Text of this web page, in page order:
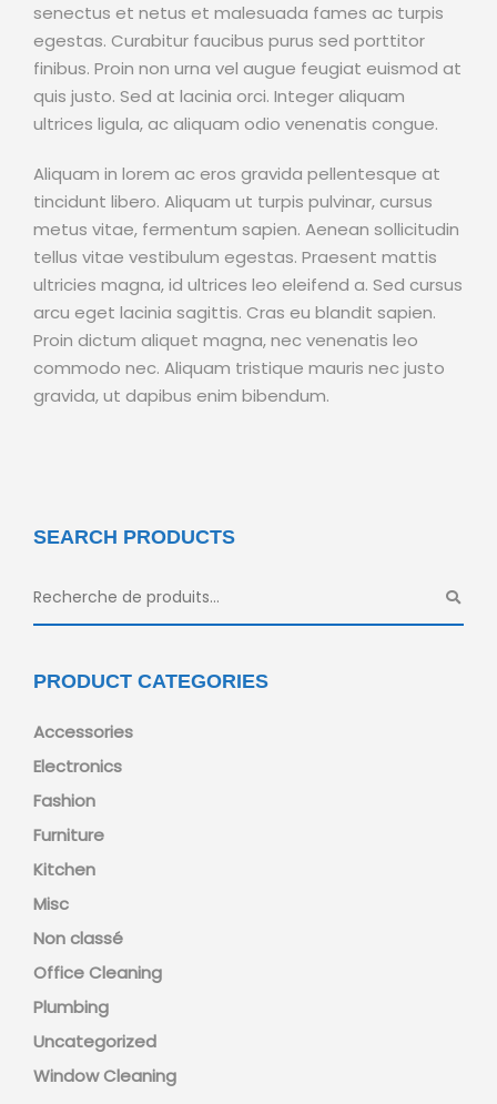
senectus et netus et malesuada fames ac turpis
egestas. Curabitur faucibus purus sed porttitor
finibus. Proin non urna vel augue feugiat euismod at
quis justo. Sed at lacinia orci. Integer aliquam
ultrices ligula, ac aliquam odio venenatis congue.
Aliquam in lorem ac eros gravida pellentesque at
tincidunt libero. Aliquam ut turpis pulvinar, cursus
metus vitae, fermentum sapien. Aenean sollicitudin
tellus vitae vestibulum egestas. Praesent mattis
ultricies magna, id ultrices leo eleifend a. Sed cursus
arcu eget lacinia sagittis. Cras eu blandit sapien.
Proin dictum aliquet magna, nec venenatis leo
commodo nec. Aliquam tristique mauris nec justo
gravida, ut dapibus enim bibendum.
SEARCH PRODUCTS
PRODUCT CATEGORIES
Accessories
Electronics
Fashion
Furniture
Kitchen
Misc
Non classé
Office Cleaning
Plumbing
Uncategorized
Window Cleaning